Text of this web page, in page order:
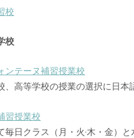
校
校
ンテーヌ補習授業校
高等学校の授業の選択に日本
習授業校
毎日クラス（月・火·木・金）